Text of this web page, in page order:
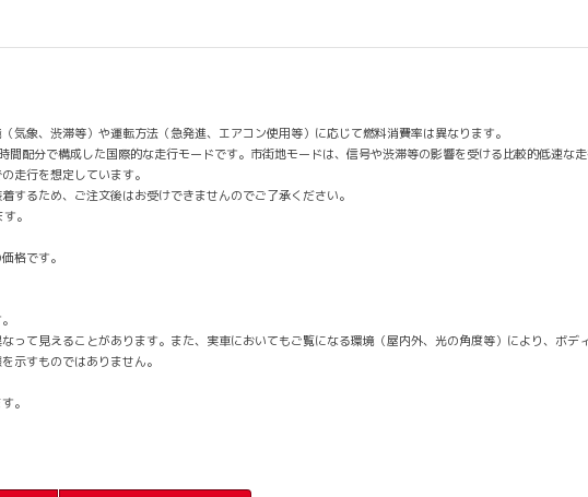
象、渋滞等）や運転方法（急発進、エアコン使用等）に応じて燃料消費率は異なります。
配分で構成した国際的な走行モードです。市街地モードは、信号や渋滞等の影響を受ける比較的低速な
走行を想定しています。
るため、ご注文後はお受けできませんのでご了承ください。
。
格です。
て見えることがあります。また、実車においてもご覧になる環境（屋内外、光の角度等）により、ボデ
示すものではありません。
。